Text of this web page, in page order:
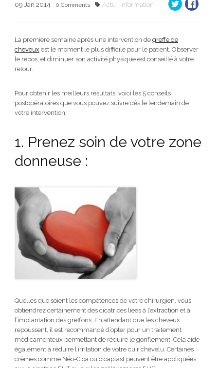
09 Jan 2014 0 Comments Actu Information
La première semaine après une intervention de greffe de
cheveux est le moment le plus difficile pour le patient. Observer
le repos, et diminuer son activité physique est conseillé à votre
retour.
Pour obtenir les meilleurs résultats, voici les 5 conseils
postopératoires que vous pouvez suivre dès le lendemain de
votre intervention.
1. Prenez soin de votre zone
donneuse :
Quelles que soient les compétences de votre chirurgien, vous
obtiendrez certainement des cicatrices liées à l’extraction et à
l’implantation des greffons. En attendant que les cheveux
repoussent, il est recommandé d’opter pour un traitement
médicamenteux permettant de réduire le gonflement. Cela aide
également à réduire l’irritation de votre cuir chevelu. Certaines
crèmes comme Néo-Cica ou cicaplast peuvent être appliquées